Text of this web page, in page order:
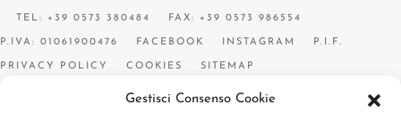
Gestisci Consenso Cookie
TEL: +39 0573 380484 FAX: +39 0573 986554
P.IVA: 01061900476 FACEBOOK INSTAGRAM P.I.F.
PRIVACY POLICY COOKIES SITEMAP